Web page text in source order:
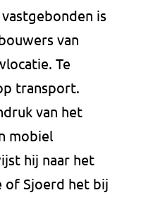
is
van
Te
transport.
van het
mobiel
hij naar het
of Sjoerd het bij